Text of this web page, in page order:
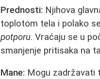
Prednosti: Njihova
toplotom tela i polako
potporu. Vraćaju se u
smanjenje pritisaka na
Mane: Mogu zadržavati